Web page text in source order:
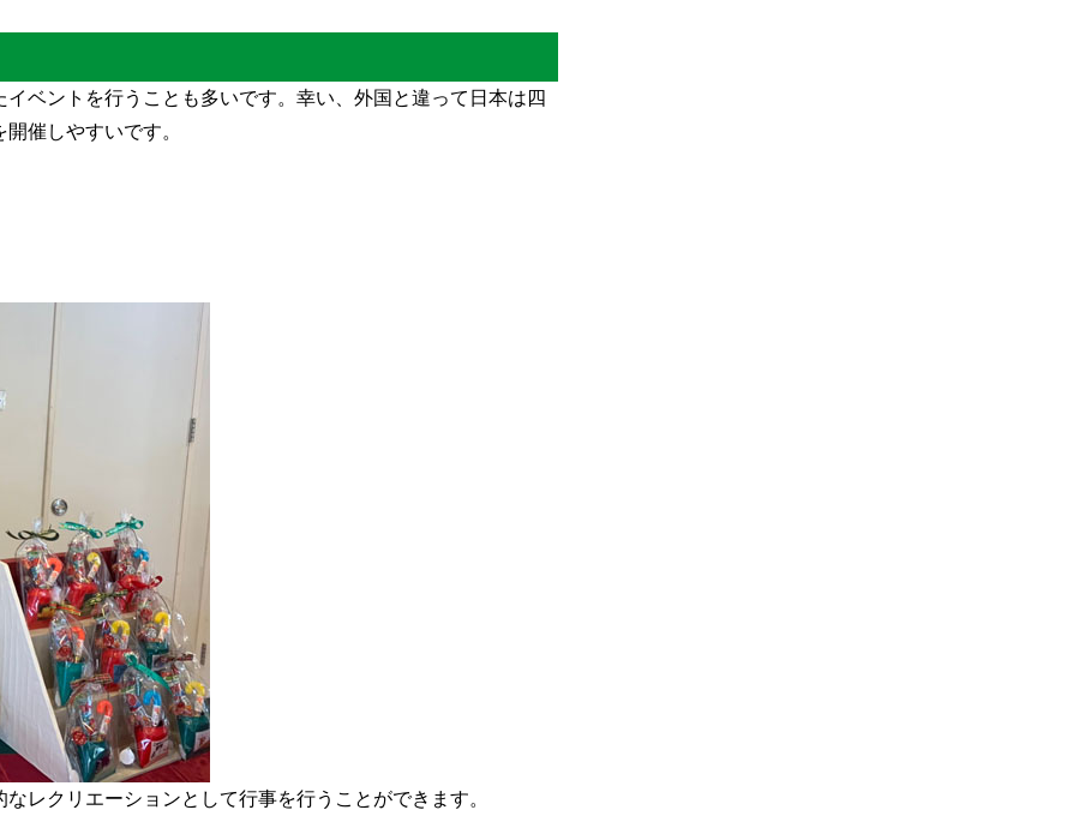
ベントを行うことも多いです。幸い、外国と違って日本は四
催しやすいです。
レクリエーションとして行事を行うことができます。